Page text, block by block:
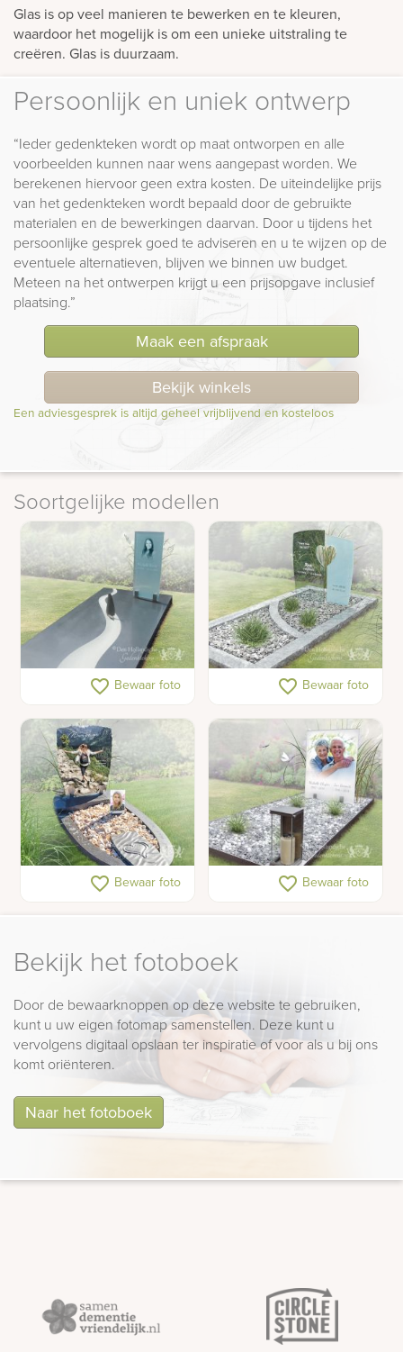
Glas is op veel manieren te bewerken en te kleuren,
waardoor het mogelijk is om een unieke uitstraling te
creëren. Glas is duurzaam.
Persoonlijk en uniek ontwerp
“Ieder gedenkteken wordt op maat ontworpen en alle
voorbeelden kunnen naar wens aangepast worden. We
berekenen hiervoor geen extra kosten. De uiteindelijke prijs
van het gedenkteken wordt bepaald door de gebruikte
materialen en de bewerkingen daarvan. Door u tijdens het
persoonlijke gesprek goed te adviseren en u te wijzen op de
eventuele alternatieven, blijven we binnen uw budget.
Meteen na het ontwerpen krijgt u een prijsopgave inclusief
plaatsing.”
Maak een afspraak
Bekijk winkels
Een adviesgesprek is altijd geheel vrijblijvend en kosteloos
Soortgelijke modellen
Gedenkteken met
zeilboot op rivier
favorite_border Bewaar foto
Licht grafmonument van
favorite_border Bewaar foto
Gedenkteken voor een
tiener met schelpen en
favorite_border Bewaar foto
Lichte glazen foto als
grafmonument
favorite_border Bewaar foto
Bekijk het fotoboek
Door de bewaarknoppen op deze website te gebruiken,
kunt u uw eigen fotomap samenstellen. Deze kunt u
vervolgens digitaal opslaan ter inspiratie of voor als u bij ons
komt oriënteren.
Naar het fotoboek